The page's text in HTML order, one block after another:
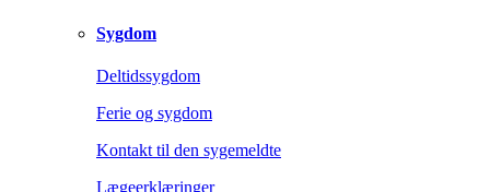
Sygdom
Deltidssygdom
Ferie og sygdom
Kontakt til den sygemeldte
Lægeerklæringer